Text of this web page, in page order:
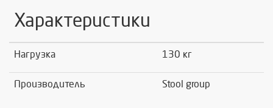
Характеристики
Нагрузка 130 кг
Производитель Stool group